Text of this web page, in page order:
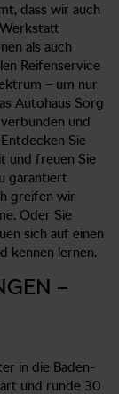
dass wir auch
als auch
Reifenservice
– um nur
Autohaus Sorg
und
Sie
und freuen Sie
garantiert
greifen wir
Oder Sie
sich auf einen
kennen lernen.
–
in die Baden-
und runde 30